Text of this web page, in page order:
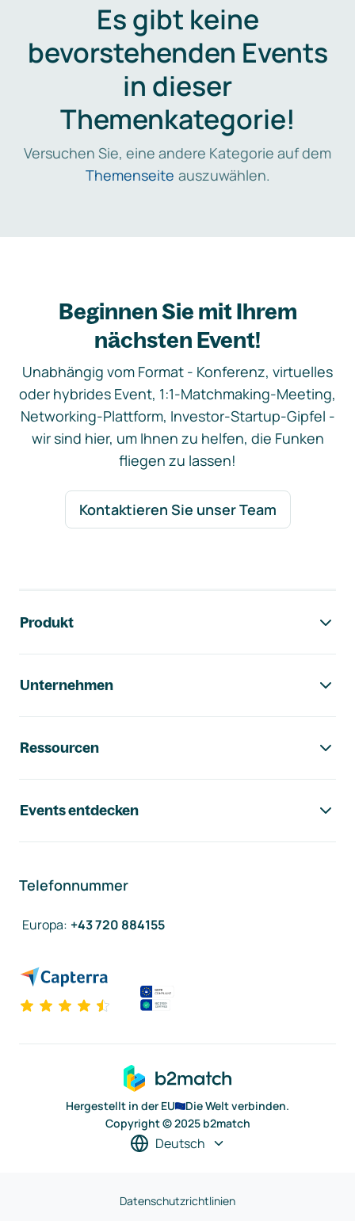
Es gibt keine
bevorstehenden Events
in dieser
Themenkategorie!
Versuchen Sie, eine andere Kategorie auf dem
Themenseite auszuwählen.
Beginnen Sie mit Ihrem
nächsten Event!
Unabhängig vom Format - Konferenz, virtuelles
oder hybrides Event, 1:1-Matchmaking-Meeting,
Networking-Plattform, Investor-Startup-Gipfel -
wir sind hier, um Ihnen zu helfen, die Funken
fliegen zu lassen!
Kontaktieren Sie unser Team
Produkt
Unternehmen
Ressourcen
Events entdecken
Telefonnummer
Europa: +43 720 884155
Hergestellt in der EU
Die Welt verbinden.
Copyright © 2025 b2match
Deutsch
Datenschutzrichtlinien